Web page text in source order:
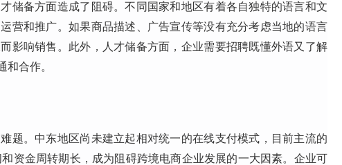
储备方面造成了阻碍。不同国家和地区有着各自独特的语言和文
营和推广。如果商品描述、广告宣传等没有充分考虑当地的语言
影响销售。此外，人才储备方面，企业需要招聘既懂外语又了解
合作。
题。中东地区尚未建立起相对统一的在线支付模式，目前主流的
资金周转期长，成为阻碍跨境电商企业发展的一大因素。企业可